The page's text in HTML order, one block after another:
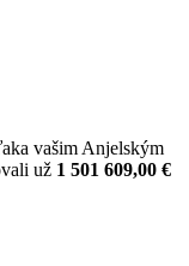
vašim Anjelským
už 1 501 609,00 €